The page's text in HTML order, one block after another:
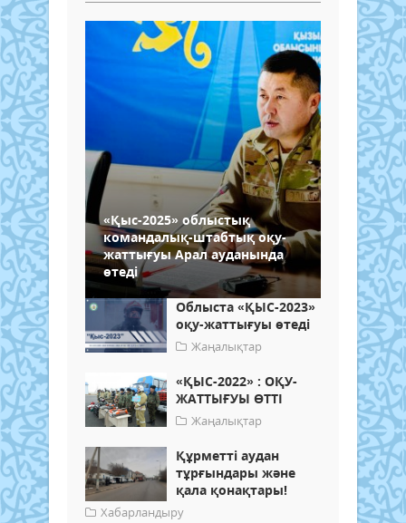
«Қыс-2025» облыстық
командалық-штабтық оқу-
жаттығуы Арал ауданында
өтеді
Облыста «ҚЫС-2023»
оқу-жаттығуы өтеді
Жаңалықтар
«ҚЫС-2022» : ОҚУ-
ЖАТТЫҒУЫ ӨТТІ
Жаңалықтар
Құрметті аудан
тұрғындары және
қала қонақтары!
Хабарландыру